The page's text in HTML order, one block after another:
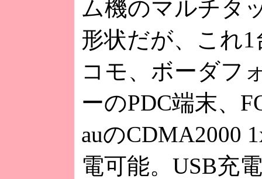
ム機のマルチタ
形状だが、これ
コモ、ボーダフ
ーのPDC端末、
auのCDMA2000
電可能。USB充